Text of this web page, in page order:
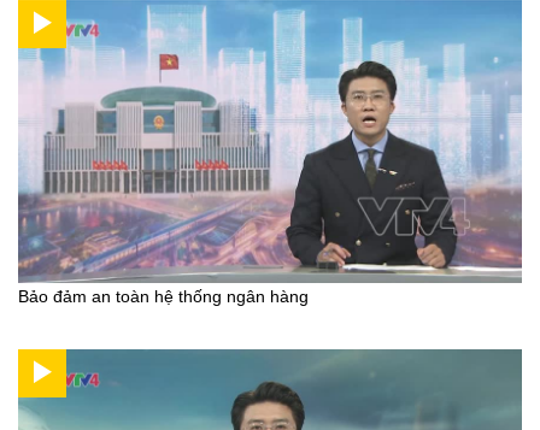
Bảo đảm an toàn hệ thống ngân hàng